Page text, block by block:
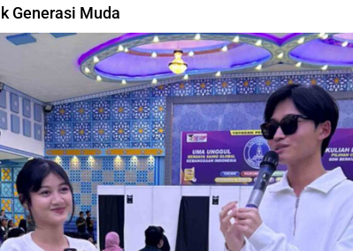
Generasi Muda